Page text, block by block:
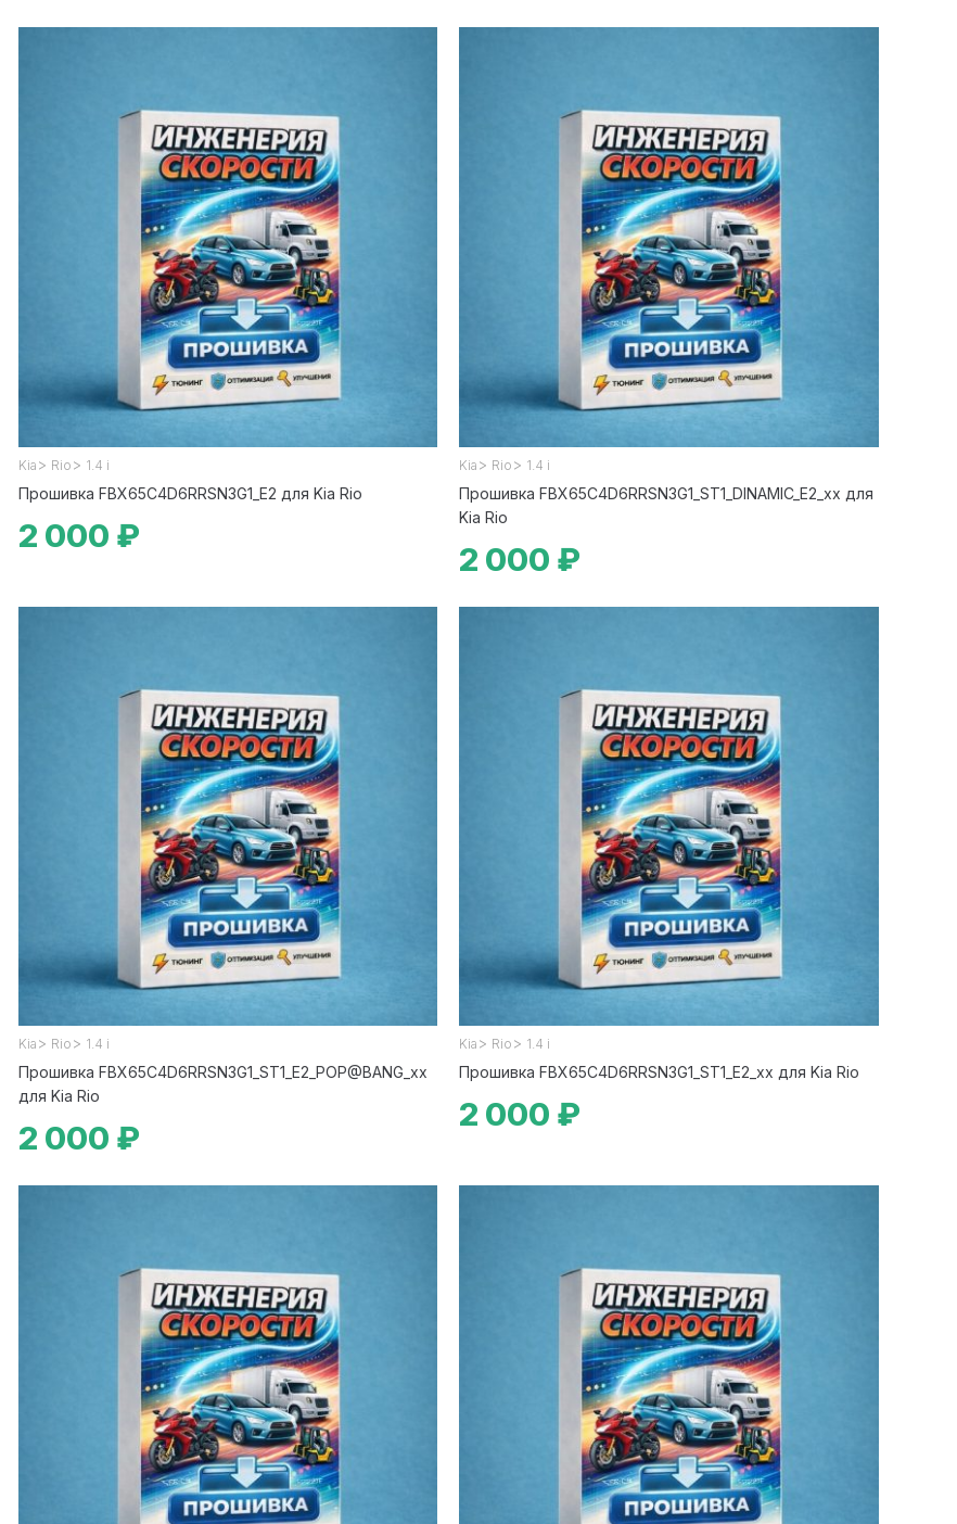
Kia > Rio > 1.4 i
Прошивка FBX65C4D6RRSN3G1_E2 для Kia Rio
2 000 ₽
Kia > Rio > 1.4 i
Прошивка FBX65C4D6RRSN3G1_ST1_DINAMIC_E2_xx для
Kia Rio
2 000 ₽
Kia > Rio > 1.4 i
Прошивка FBX65C4D6RRSN3G1_ST1_E2_POP@BANG_xx
для Kia Rio
2 000 ₽
Kia > Rio > 1.4 i
Прошивка FBX65C4D6RRSN3G1_ST1_E2_xx для Kia Rio
2 000 ₽